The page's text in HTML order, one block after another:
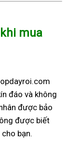
mua
đáo và không
được bảo
được biết
bạn.